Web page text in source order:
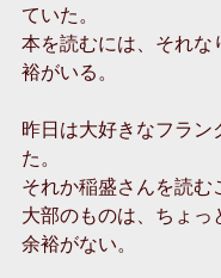
ていた。
本を読むには、それな
裕がいる。
昨日は大好きなフラン
た。
それか稲盛さんを読む
大部のものは、ちょっ
余裕がない。